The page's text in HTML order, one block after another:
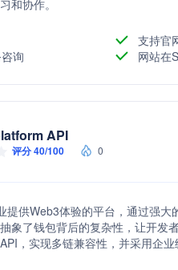
和协作。
支持官
询
网站在
API
评分 40/100 0
提供Web3体验的平台，通过强
象了钱包背后的复杂性，让开发
，实现多链兼容性，并采用企